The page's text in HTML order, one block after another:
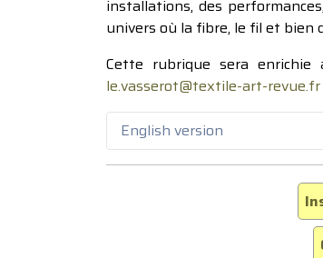
installations, des
univers où la fibre, le fil et bien
Cette rubrique sera enrichie
le.vasserot@textile-art-revue.fr
English version